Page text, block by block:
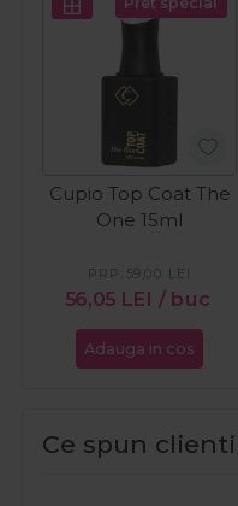
Cupio Top Coat The
One 15ml
56,05 LEI / buc
PRP: 59,00 LEI
Adauga in cos
Ce spun